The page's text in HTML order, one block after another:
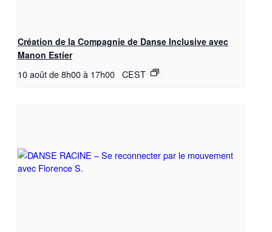
Création de la Compagnie de Danse Inclusive avec
Manon Estier
10 août de 8h00à 17h00 CEST